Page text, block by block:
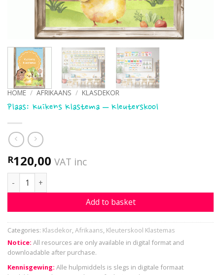
HOME / AFRIKAANS / KLASDEKOR
Plaas: Kuikens Klastema – Kleuterskool
R120,00 VAT inc
Plaas: Kuikens Klastema - Kleuterskool quantity
Add to basket
Categories: Klasdekor,Afrikaans, Kleuterskool Klastemas
Notice: All resources are only available in digital format and
downloadable after purchase.
Kennisgewing: Alle hulpmiddels is slegs in digitale formaat